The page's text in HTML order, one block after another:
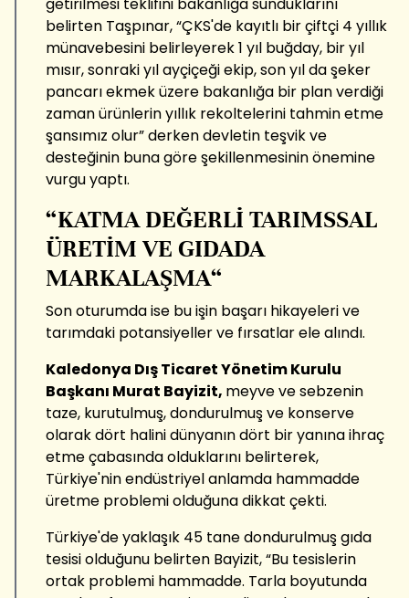
belirten Taşpınar, “ÇKS'de kayıtlı bir çiftçi 4 yıllık
münavebesini belirleyerek 1 yıl buğday, bir yıl
mısır, sonraki yıl ayçiçeği ekip, son yıl da şeker
pancarı ekmek üzere bakanlığa bir plan verdiği
zaman ürünlerin yıllık rekoltelerini tahmin etme
şansımız olur” derken devletin teşvik ve
desteğinin buna göre şekillenmesinin önemine
vurgu yaptı.
“KATMA DEĞERLİ TARIMSSAL
ÜRETİM VE GIDADA
MARKALAŞMA“
Son oturumda ise bu işin başarı hikayeleri ve
tarımdaki potansiyeller ve fırsatlar ele alındı.
Kaledonya Dış Ticaret Yönetim Kurulu
Başkanı Murat Bayizit, meyve ve sebzenin
taze, kurutulmuş, dondurulmuş ve konserve
olarak dört halini dünyanın dört bir yanına ihraç
etme çabasında olduklarını belirterek,
Türkiye'nin endüstriyel anlamda hammadde
üretme problemi olduğuna dikkat çekti.
Türkiye'de yaklaşık 45 tane dondurulmuş gıda
tesisi olduğunu belirten Bayizit, “Bu tesislerin
ortak problemi hammadde. Tarla boyutunda